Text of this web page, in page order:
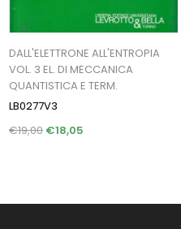
DALL'ELETTRONE ALL'ENTROPIA
VOL. 3 EL. DI MECCANICA
QUANTISTICA E TERM.
LB0277V3
€19,00 €18,05